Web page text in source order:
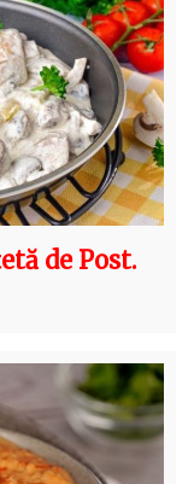
de Post.